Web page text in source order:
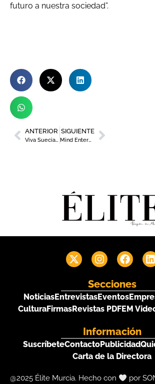
futuro a nuestra sociedad”.
ANTERIOR
Viva Suecia llenó la Plaza del Cardenal Belluga en un pregón cargado de música y emotividad
SIGUIENTE
Mind Enterprises, los reyes del Italo Disco, transformarán Murcia en una pista de baile el 5 de diciembre
Secciones
NoticiasEntrevistasEventos
CulturaFirmasRevistas PDFEM
Información
SuscríbeteContactoPublicidad
Carta de la Directora
@2025 Élite Murcia. Hecho con por